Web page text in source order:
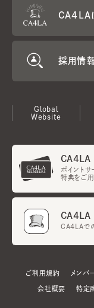
CA4LA
採用情
Global
Website
CA4LA
ポイント
特典をご用
CA4LA
CA4LAで
ご利用規約 メンバ
会社概要 特定